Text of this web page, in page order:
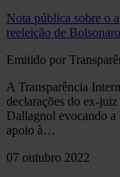
Nota pública sobre o
reeleição de Bolsonaro
Emitido por
A Transparência
declarações do ex-
Dallagnol evocando a
apoio à…
07 outubro 2022